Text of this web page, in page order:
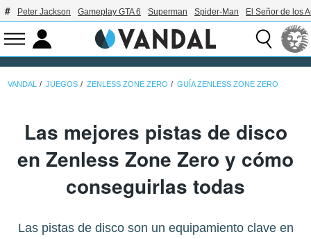
Peter Jackson Gameplay GTA 6 Superman Spider-Man El Señor de los
VANDAL JUEGOS ZENLESS ZONE ZERO GUÍA ZENLESS ZONE ZERO
Las mejores pistas de disco
en Zenless Zone Zero y cómo
conseguirlas todas
Las pistas de disco son un equipamiento clave en